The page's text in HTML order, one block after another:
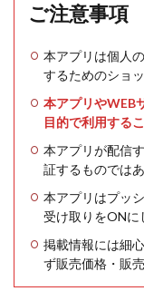
ご注意事項
本アプリは個人
するためのショ
本アプリやWEB
目的で利用する
本アプリが配信
証するものではあ
本アプリはプッ
受け取りをONに
掲載情報には細
ず販売価格・販